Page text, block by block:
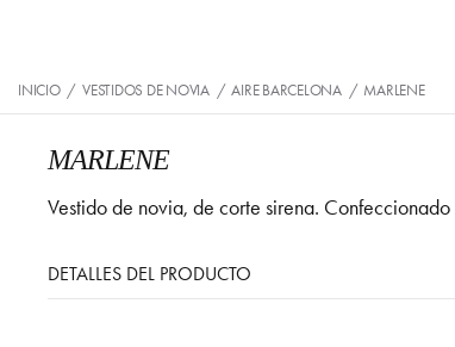
INICIO / VESTIDOS DE NOVIA / AIRE BARCELONA / MARLENE
MARLENE
Vestido de novia, de corte sirena.
DETALLES DEL PRODUCTO